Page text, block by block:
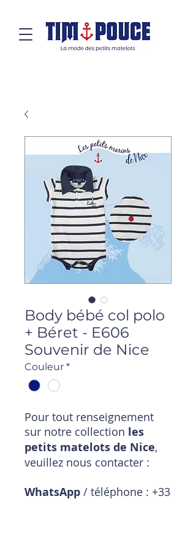
Body bébé col polo
+ Béret - E606
Souvenir de Nice
Couleur *
Pour tout renseignement
sur notre collection les
petits matelots de Nice,
veuillez nous contacter :
WhatsApp / téléphone : +33